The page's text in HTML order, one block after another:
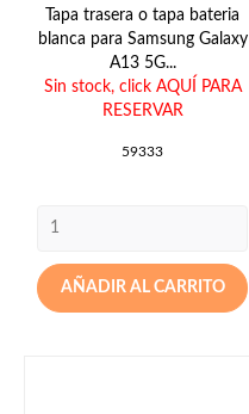
Tapa trasera o tapa bateria
blanca para Samsung Galaxy
A13 5G...
Sin stock, click AQUÍ PARA
RESERVAR
59333
AÑADIR AL CARRITO